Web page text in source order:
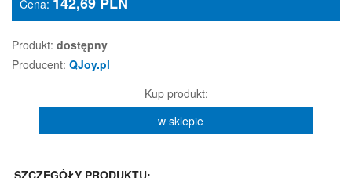
Cena:
Produkt: dostępny
Producent: QJoy.pl
Kup produkt:
w sklepie
SZCZEGÓŁY PRODUKTU: